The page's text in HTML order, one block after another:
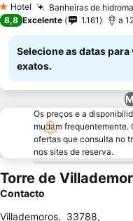
1 Estrelas
Hotel Banheiras de
8,8 Excelente 1.161 a
Selecione as datas
exatos.
Os preços e a
mudam frequentemente.
ofertas que consulta no
nos sites de reserva.
Torre de
Contacto
Villademoros, 33788,